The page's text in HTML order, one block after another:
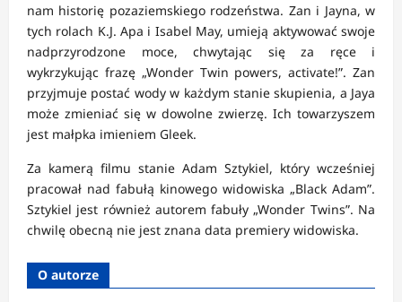
nam historię pozaziemskiego rodzeństwa. Zan i Jayna, w
tych rolach K.J. Apa i Isabel May, umieją aktywować swoje
nadprzyrodzone moce, chwytając się za ręce i
wykrzykując frazę „Wonder Twin powers, activate!”. Zan
przyjmuje postać wody w każdym stanie skupienia, a Jaya
może zmieniać się w dowolne zwierzę. Ich towarzyszem
jest małpka imieniem Gleek.
Za kamerą filmu stanie Adam Sztykiel, który wcześniej
pracował nad fabułą kinowego widowiska „Black Adam”.
Sztykiel jest również autorem fabuły „Wonder Twins”. Na
chwilę obecną nie jest znana data premiery widowiska.
O autorze